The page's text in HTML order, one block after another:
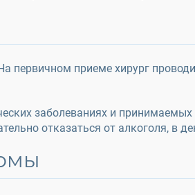
первичном приеме хирург
заболеваниях и
отказаться от алкоголя,